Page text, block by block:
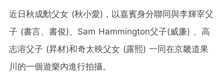
近日秋成勳父女 (秋小愛)，以嘉賓身分聯同與李輝宰父
子 (書言、書俊)、Sam Hammington父子(威廉) 、高
志溶父子 (昇材)和奇太映父女 (露熙) 一同在京畿道果
川的一個遊樂內進行拍攝。